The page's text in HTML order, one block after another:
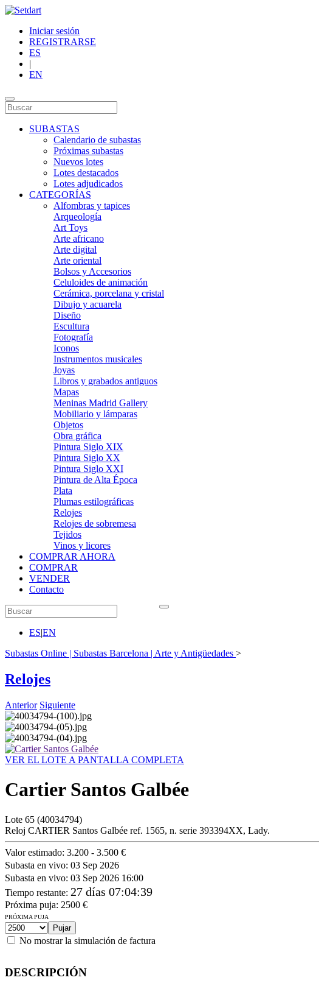
Iniciar sesión
REGISTRARSE
ES
|
EN
SUBASTAS
Calendario de subastas
Próximas subastas
Nuevos lotes
Lotes destacados
Lotes adjudicados
CATEGORÍAS
Alfombras y tapices
Arqueología
Art Toys
Arte africano
Arte digital
Arte oriental
Bolsos y Accesorios
Celuloides de animación
Cerámica, porcelana y cristal
Dibujo y acuarela
Diseño
Escultura
Fotografía
Iconos
Instrumentos musicales
Joyas
Libros y grabados antiguos
Mapas
Meninas Madrid Gallery
Mobiliario y lámparas
Objetos
Obra gráfica
Pintura Siglo XIX
Pintura Siglo XX
Pintura Siglo XXI
Pintura de Alta Época
Plata
Plumas estilográficas
Relojes
Relojes de sobremesa
Tejidos
Vinos y licores
COMPRAR AHORA
COMPRAR
VENDER
Contacto
ES|EN
Subastas Online | Subastas Barcelona | Arte y Antigüedades >
Relojes
Anterior Siguiente
VER EL LOTE A PANTALLA COMPLETA
Cartier Santos Galbée
Lote 65 (40034794)
Reloj CARTIER Santos Galbée ref. 1565, n. serie 393394XX, Lady.
Valor estimado: 3.200 - 3.500 €
Subasta en vivo: 03 Sep 2026
Subasta en vivo: 03 Sep 2026 16:00
Tiempo restante: 27 días 07:04:39
Próxima puja: 2500 €
PRÓXIMA PUJA
No mostrar la simulación de factura
DESCRIPCIÓN